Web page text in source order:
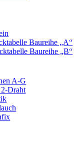
Baureihe „A“
Baureihe „B“
A-G
Draht